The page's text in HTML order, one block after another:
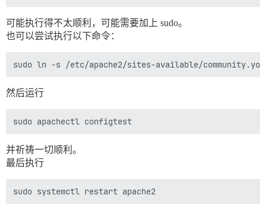
可能执行得不太顺利，可能需要加上 sudo。
也可以尝试执行以下命令：
然后运行
并祈祷一切顺利。
最后执行